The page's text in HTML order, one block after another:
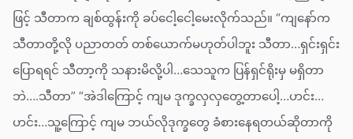
ဖြင့် သီတာက ချစ်ထွန်းကို ခပ်ငေါ့ငေါ့မေးလိုက်သည်။ “ကျနော်က
သီတာတို့လို ပညာတတ် တစ်ယောက်မဟုတ်ပါဘူး သီတာ…ရှင်းရှင်း
ပြောရရင် သီတာ့ကို သနားမိလို့ပါ…သေသူက ပြန်ရှင်ရိုးမှ မရှိတာ
ဘဲ….သီတာ” “အဲဒါကြောင့် ကျမ ဒုက္ခလှလှတွေ့တာပေါ့…ဟင်း…
ဟင်း…သူ့ကြောင့် ကျမ ဘယ်လိုဒုက္ခတွေ ခံစားနေရတယ်ဆိုတာကို